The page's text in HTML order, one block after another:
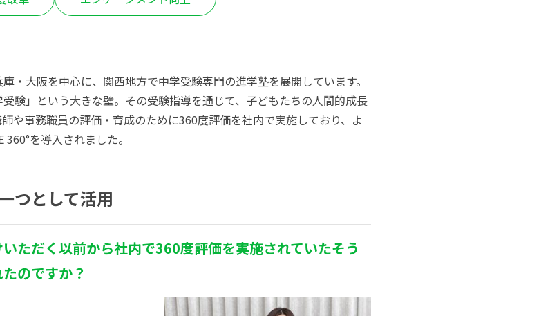
・大阪を中心に、関西地方で中学受験専門の進学塾を展開しています。
験」という大きな壁。その受験指導を通じて、子どもたちの人間的成長
や事務職員の評価・育成のために360度評価を社内で実施しており、よ
を導入されました。
つとして活用
ただく以前から社内で360度評価を実施されていたそう
のですか？